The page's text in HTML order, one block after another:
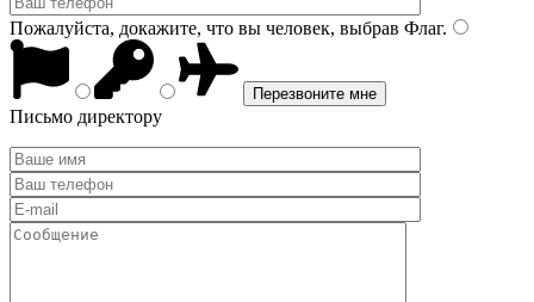
Пожалуйста, докажите, что вы человек, выбрав Флаг.
Письмо директору